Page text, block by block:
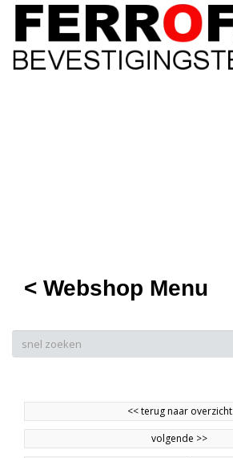
< Webshop Menu
<<terug naar overzicht
volgende >>